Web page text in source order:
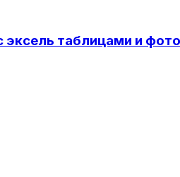
эксель таблицами и фото